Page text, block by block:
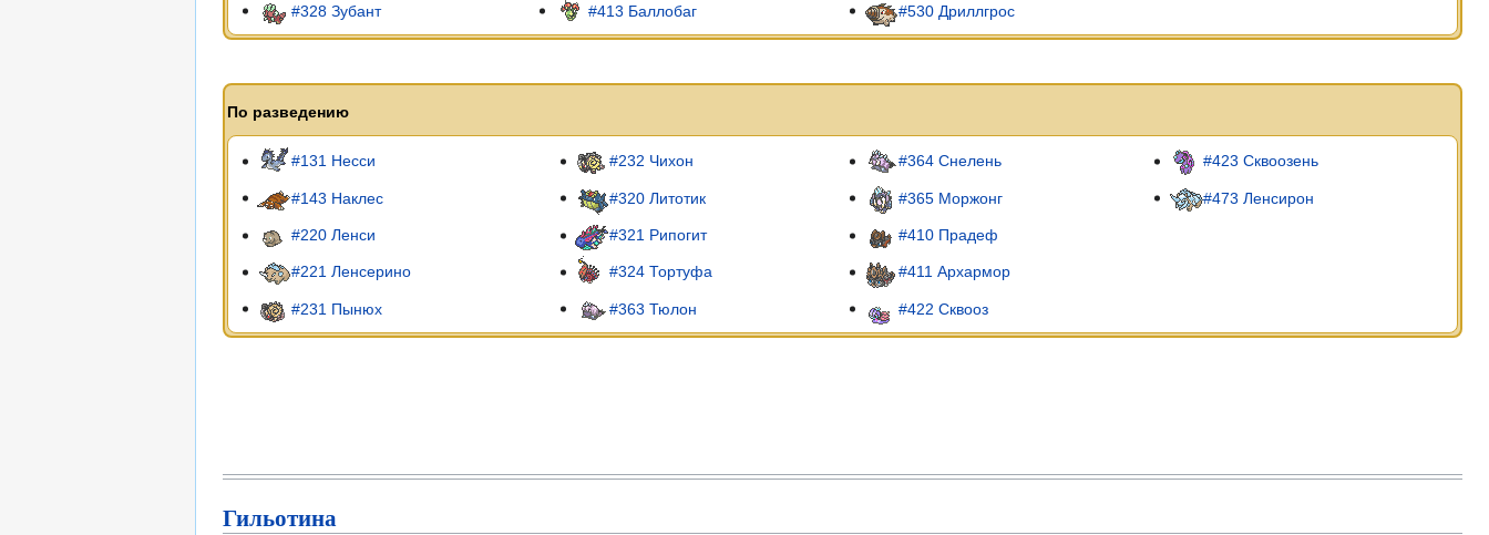
#328 Зубант #413 Баллобаг #530 Дриллгрос
По разведению
#131 Несси
#143 Наклес
#220 Ленси
#221 Ленсерино
#231 Пынюх
#232 Чихон
#320 Литотик
#321 Рипогит
#324 Тортуфа
#363 Тюлон
#364 Снелень
#365 Моржонг
#410 Прадеф
#411 Архармор
#422 Сквооз
#423 Сквоозень
#473 Ленсирон
Гильотина